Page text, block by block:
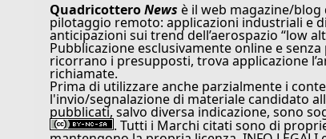
QuadricotteroNews è il web magazine/blog
pilotaggio remoto: applicazioni industriali e
anticipazioni sui trend dell’aerospazio “low
Pubblicazione esclusivamente online e
ricorrano i presupposti, trova applicazione
richiamate.
Prima di utilizzare anche parzialmente i
l'invio/segnalazione di materiale candidato
pubblicati, salvo diversa indicazione, sono
. Tutti i Marchi citati sono di